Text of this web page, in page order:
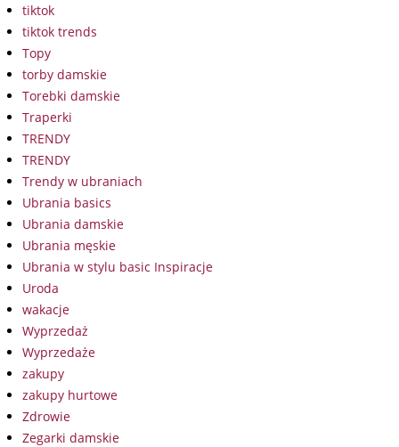
tiktok
tiktok trends
Topy
torby damskie
Torebki damskie
Traperki
TRENDY
TRENDY
Trendy w ubraniach
Ubrania basics
Ubrania damskie
Ubrania męskie
Ubrania w stylu basic Inspiracje
Uroda
wakacje
Wyprzedaż
Wyprzedaże
zakupy
zakupy hurtowe
Zdrowie
Zegarki damskie